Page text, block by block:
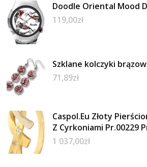
Doodle Oriental Mood
119,00zł
Szklane kolczyki
71,89zł
Caspol.Eu Złoty
Z Cyrkoniami Pr.00229
1 037,00zł